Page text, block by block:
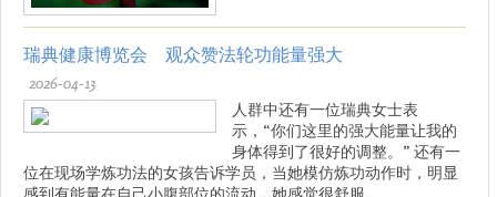
瑞典健康博览会 观众赞法轮功能量强大
2026-04-13
人群中还有一位瑞典女士表
示，“你们这里的强大能量让我的
身体得到了很好的调整。” 还有一
位在现场学炼功法的女孩告诉学员，当她模仿炼功动作时，明显
感到有能量在自己小腹部位的流动，她感觉很舒服。